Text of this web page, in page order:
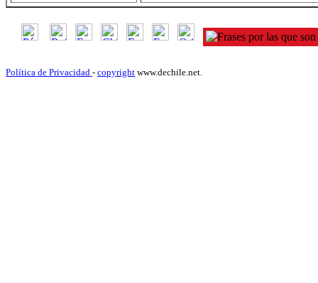
Política de Privacidad - copyright www.dechile.net.